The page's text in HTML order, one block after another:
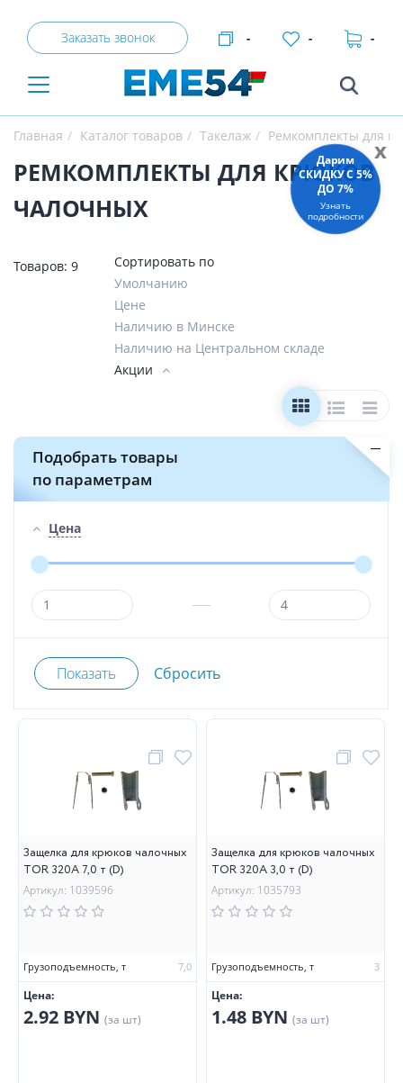
Заказать звонок - - -
Главная Каталог товаров Такелаж Ремкомплекты для
РЕМКОМПЛЕКТЫ ДЛЯ КРЮКОВ
ЧАЛОЧНЫХ
Товаров: 9
Сортировать по
Умолчанию
Цене
Наличию в Минске
Наличию на Центральном складе
Акции
Подобрать товары
по параметрам
Цена
Защелка для крюков чалочных
TOR 320А 7,0 т (D)
Артикул: 1039596
Грузоподъемность, т 7,0
Цена:
2.92 BYN (за шт)
Защелка для крюков чалочных
TOR 320А 3,0 т (D)
Артикул: 1035793
Грузоподъемность, т 3
Цена:
1.48 BYN (за шт)
x
Дарим
СКИДКУ C 5%
ДО 7%
Узнать
подробности